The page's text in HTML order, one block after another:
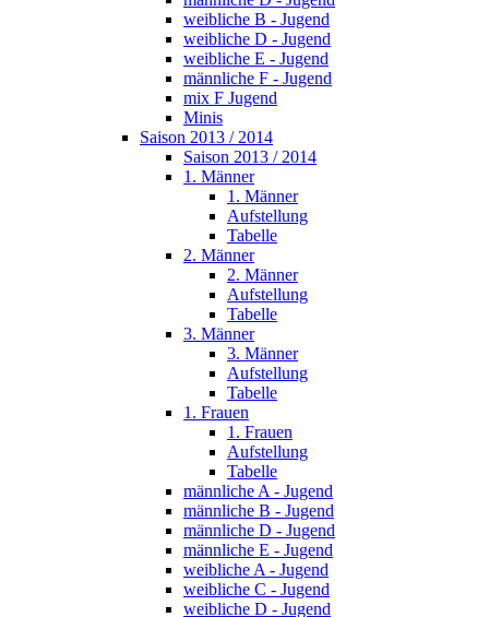
weibliche B - Jugend
weibliche D - Jugend
weibliche E - Jugend
männliche F - Jugend
mix F Jugend
Minis
Saison 2013 / 2014
Saison 2013 / 2014
1. Männer
1. Männer
Aufstellung
Tabelle
2. Männer
2. Männer
Aufstellung
Tabelle
3. Männer
3. Männer
Aufstellung
Tabelle
1. Frauen
1. Frauen
Aufstellung
Tabelle
männliche A - Jugend
männliche B - Jugend
männliche D - Jugend
männliche E - Jugend
weibliche A - Jugend
weibliche C - Jugend
weibliche D - Jugend